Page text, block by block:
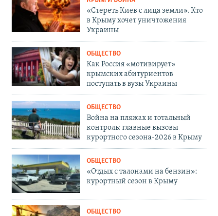
«Стереть Киев с лица земли». Кто
в Крыму хочет уничтожения
Украины
ОБЩЕСТВО
Как Россия «мотивирует»
крымских абитуриентов
поступать в вузы Украины
ОБЩЕСТВО
Война на пляжах и тотальный
контроль: главные вызовы
курортного сезона-2026 в Крыму
ОБЩЕСТВО
«Отдых с талонами на бензин»:
курортный сезон в Крыму
ОБЩЕСТВО